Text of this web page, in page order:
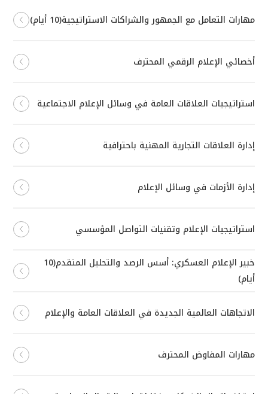
مهارات التعامل مع الجمهور والشراكات الاستراتيجية(10 أيام)
أخصائي الإعلام الرقمي المحترف
استراتيجيات العلاقات العامة في وسائل الإعلام الاجتماعية
إدارة العلاقات التجارية المهنية باحترافية
إدارة الأزمات في وسائل الإعلام
استراتيجيات الإعلام وتقنيات التواصل المؤسسي
خبير الإعلام العسكري: أسس الرصد والتحليل المتقدم(10
أيام)
الاتجاهات العالمية الجديدة في العلاقات العامة والإعلام
مهارات المفاوض المحترف